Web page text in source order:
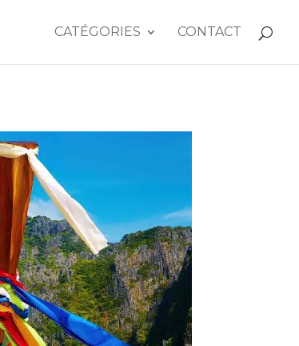
CATÉGORIES CONTACT